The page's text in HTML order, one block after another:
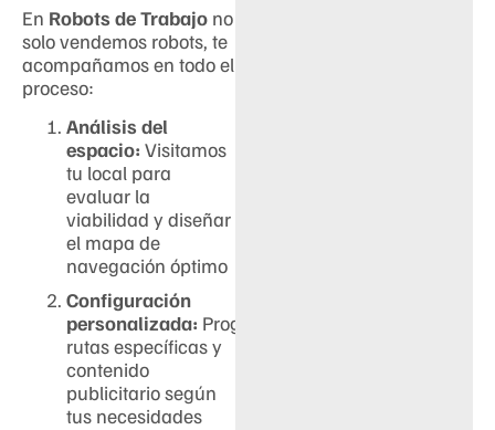
En Robots de Trabajo no
solo vendemos robots, te
acompañamos en todo el
proceso:
Análisis del
espacio: Visitamos
tu local para
evaluar la
viabilidad y diseñar
el mapa de
navegación óptimo
Configuración
personalizada: Programamos
rutas específicas y
contenido
publicitario según
tus necesidades